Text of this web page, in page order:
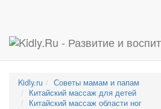
Kidly.ru
Советы мамам и папам
Китайский массаж для детей
Китайский массаж области ног